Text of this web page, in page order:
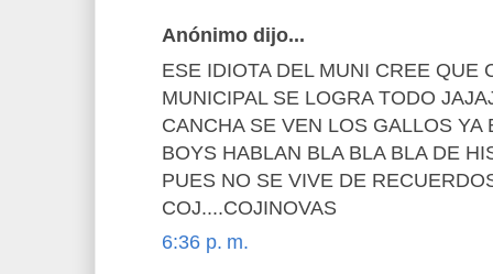
Anónimo dijo...
ESE IDIOTA DEL MUNI CREE QUE
MUNICIPAL SE LOGRA TODO
CANCHA SE VEN LOS GALLOS YA
BOYS HABLAN BLA BLA BLA DE
PUES NO SE VIVE DE
COJ....COJINOVAS
6:36 p. m.